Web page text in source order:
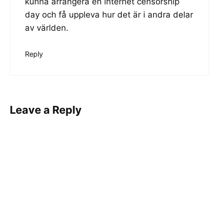
day och få uppleva hur det är i andra delar
av världen.
Reply
Leave a Reply